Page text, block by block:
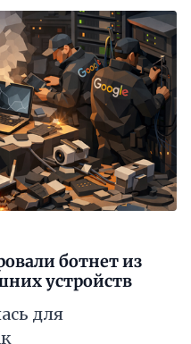
ботнет из
устройств
для